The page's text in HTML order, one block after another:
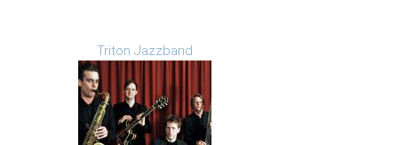
Triton Jazzband